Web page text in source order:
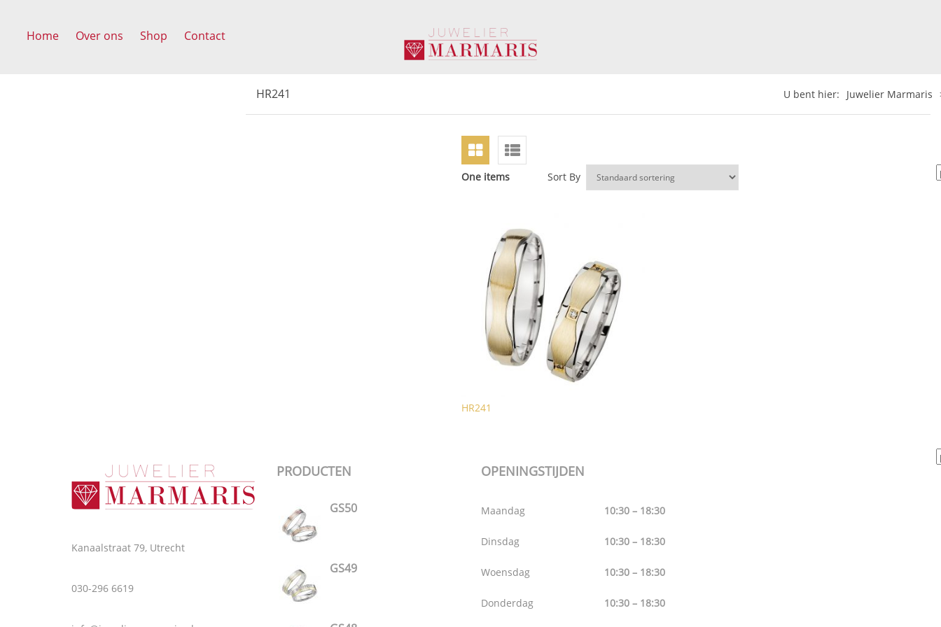
Home Over ons Shop Contact
HR241 U bent hier: Juwelier Marmaris
One items Sort By
HR241
Kanaalstraat 79, Utrecht
030-296 6619
PRODUCTEN
GS50
GS49
OPENINGSTIJDEN
Maandag 10:30 – 18:30
Dinsdag 10:30 – 18:30
Woensdag 10:30 – 18:30
Donderdag 10:30 – 18:30